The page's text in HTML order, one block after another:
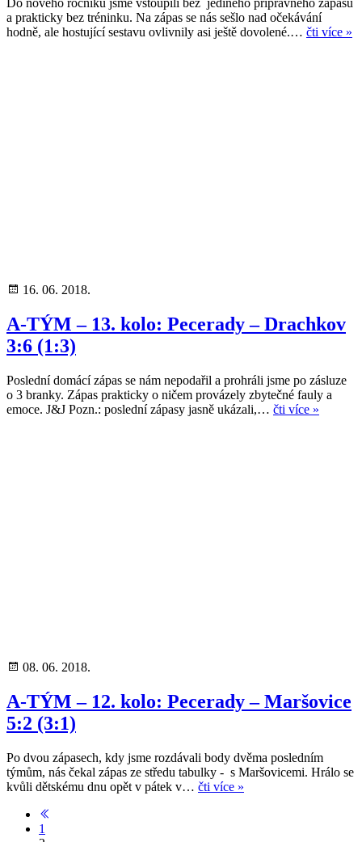
Do nového ročníku jsme vstoupili bez jediného přípravného zápasu
a prakticky bez tréninku. Na zápas se nás sešlo nad očekávání
hodně, ale hostující sestavu ovlivnily asi ještě dovolené.… čti více »
16. 06. 2018.
A-TÝM – 13. kolo: Pecerady – Drachkov
3:6 (1:3)
Poslední domácí zápas se nám nepodařil a prohráli jsme po zásluze
o 3 branky. Zápas prakticky o ničem provázely zbytečné fauly a
emoce. J&J Pozn.: poslední zápasy jasně ukázali,… čti více »
08. 06. 2018.
A-TÝM – 12. kolo: Pecerady – Maršovice
5:2 (3:1)
Po dvou zápasech, kdy jsme rozdávali body dvěma posledním
týmům, nás čekal zápas ze středu tabulky - s Maršovicemi. Hrálo se
kvůli dětskému dnu opět v pátek v… čti více »
1